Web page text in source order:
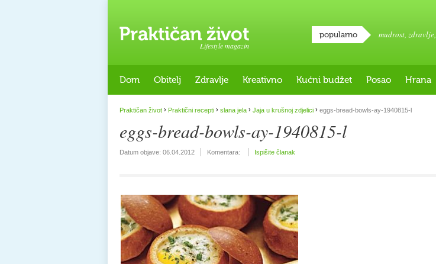
Lifestyle magazin
popularno mudrost, zdravlje,
Dom Obitelj Zdravlje Kreativno Kućni budžet Posao Hrana
Praktičan život › Praktični recepti › slana jela › Jaja u krušnoj zdjelici › eggs-bread-bowls-ay-1940815-l
eggs-bread-bowls-ay-1940815-l
Datum objave: 06.04.2012 Komentara: Ispišite članak